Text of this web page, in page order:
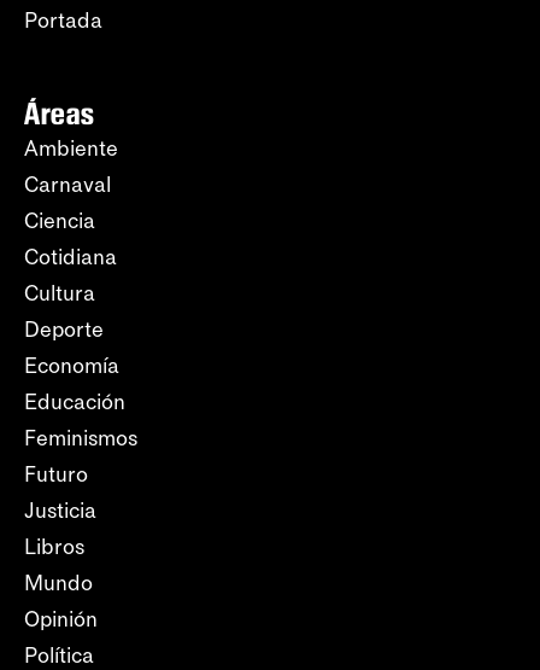
Portada
Áreas
Ambiente
Carnaval
Ciencia
Cotidiana
Cultura
Deporte
Economía
Educación
Feminismos
Futuro
Justicia
Libros
Mundo
Opinión
Política